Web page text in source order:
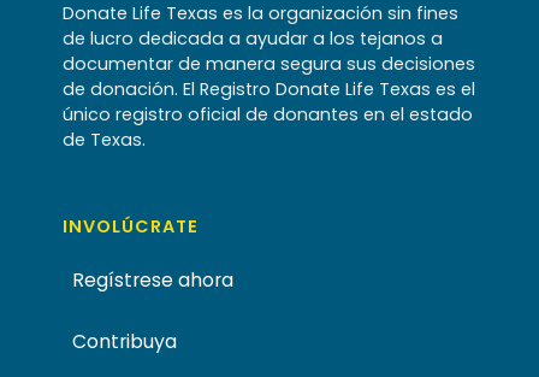
Donate Life Texas es la organización sin fines
de lucro dedicada a ayudar a los tejanos a
documentar de manera segura sus decisiones
de donación. El Registro Donate Life Texas es el
único registro oficial de donantes en el estado
de Texas.
INVOLÚCRATE
Regístrese ahora
Contribuya